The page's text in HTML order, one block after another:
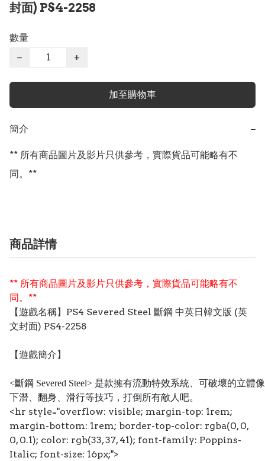
封面) PS4-2258
數量
−
+
加至購物車
簡介 −
** 所有商品圖片及影片只供參考，實際貨品可能略有不
同。**
商品詳情
** 所有商品圖片及影片只供參考，實際貨品可能略有不
同。**
【遊戲名稱】PS4 Severed Steel 斷鋼 中英日韓文版 (英
文封面) PS4-2258
【遊戲簡介】
<斷鋼 Severed Steel> 是款擁有流動特效系統、可破壞的立
下潛、翻身、滑行等技巧，打倒所有敵人吧。
<hr style="overflow: visible; margin-top: 1rem;
margin-bottom: 1rem; border-top-color: rgba(0, 0,
0, 0.1); color: rgb(33, 37, 41); font-family: Poppins-
Italic; font-size: 16px;">